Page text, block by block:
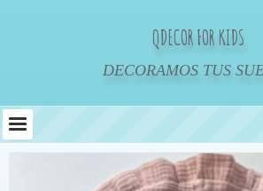
QDECOR FOR KIDS
DECORAMOS TUS